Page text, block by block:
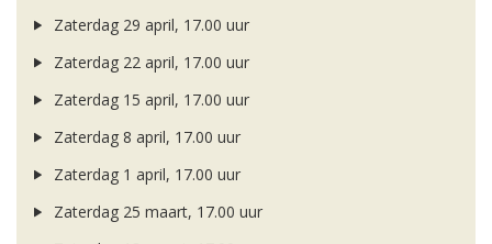
Zaterdag 29 april, 17.00 uur
Zaterdag 22 april, 17.00 uur
Zaterdag 15 april, 17.00 uur
Zaterdag 8 april, 17.00 uur
Zaterdag 1 april, 17.00 uur
Zaterdag 25 maart, 17.00 uur